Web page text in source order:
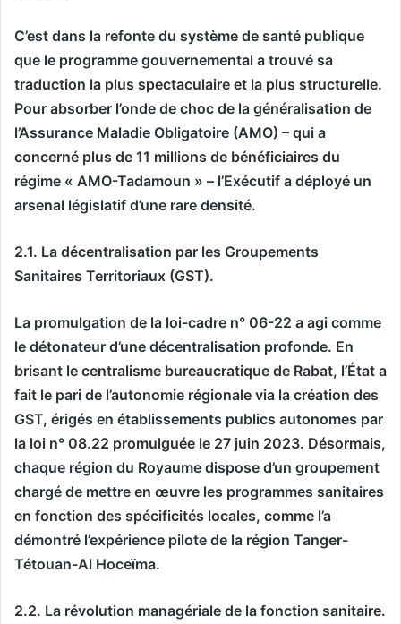
C’est dans la refonte du système de santé publique
que le programme gouvernemental a trouvé sa
traduction la plus spectaculaire et la plus structurelle.
Pour absorber l’onde de choc de la généralisation de
l’Assurance Maladie Obligatoire (AMO) – qui a
concerné plus de 11 millions de bénéficiaires du
régime « AMO-Tadamoun » – l’Exécutif a déployé un
arsenal législatif d’une rare densité.
2.1. La décentralisation par les Groupements
Sanitaires Territoriaux (GST).
La promulgation de la loi-cadre n° 06-22 a agi comme
le détonateur d’une décentralisation profonde. En
brisant le centralisme bureaucratique de Rabat, l’État a
fait le pari de l’autonomie régionale via la création des
GST, érigés en établissements publics autonomes par
la loi n° 08.22 promulguée le 27 juin 2023. Désormais,
chaque région du Royaume dispose d’un groupement
chargé de mettre en œuvre les programmes sanitaires
en fonction des spécificités locales, comme l’a
démontré l’expérience pilote de la région Tanger-
Tétouan-Al Hoceïma.
2.2. La révolution managériale de la fonction sanitaire.